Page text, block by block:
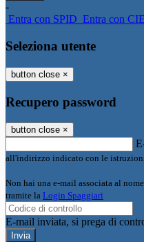
-
Entra con SPID Entra con CIE
Seleziona utente
button close ×
Recupero password
button close ×
all'indirizzo indicato con le
Non hai una e-mail associata al
tramite la Login Spaggiari
E-mail inviata, si prega di